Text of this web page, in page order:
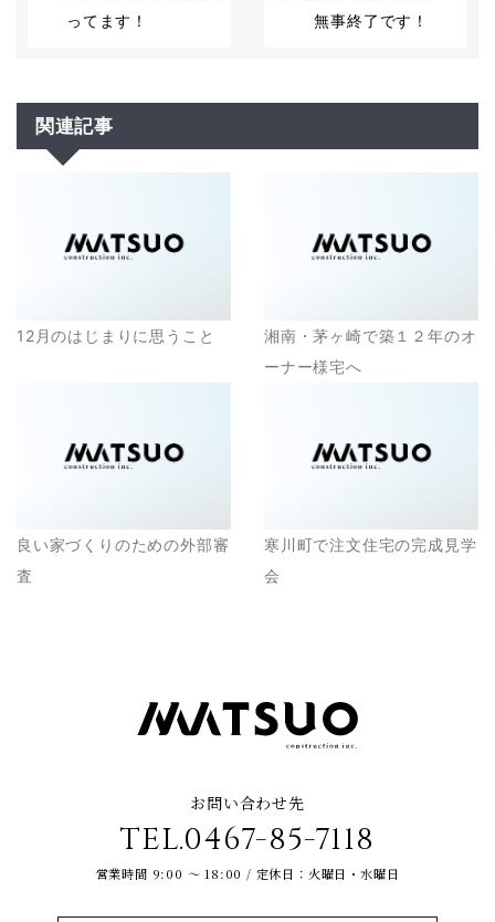
ってます！
無事終了です！
関連記事
12月のはじまりに思うこと
湘南・茅ヶ崎で築１２年のオ
ーナー様宅へ
良い家づくりのための外部審
査
寒川町で注文住宅の完成見学
会
お問い合わせ先
TEL.0467-85-7118
営業時間 9:00 ～ 18:00 / 定休日：火曜日・水曜日